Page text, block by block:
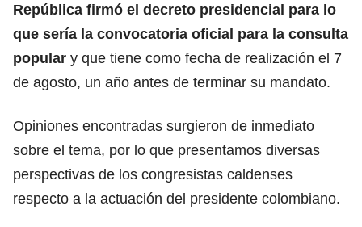
República firmó el decreto presidencial para lo
que sería la convocatoria oficial para la consulta
popular y que tiene como fecha de realización el 7
de agosto, un año antes de terminar su mandato.
Opiniones encontradas surgieron de inmediato
sobre el tema, por lo que presentamos diversas
perspectivas de los congresistas caldenses
respecto a la actuación del presidente colombiano.